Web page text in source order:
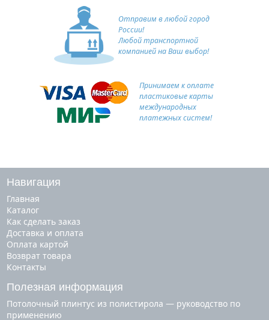
Отправим в любой город
России!
Любой транспортной
компанией на Ваш выбор!
Принимаем к оплате
пластиковые карты
международных
платежных систем!
Навигация
Главная
Каталог
Как сделать заказ
Доставка и оплата
Оплата картой
Возврат товара
Контакты
Полезная информация
Потолочный плинтус из полистирола — руководство по
применению